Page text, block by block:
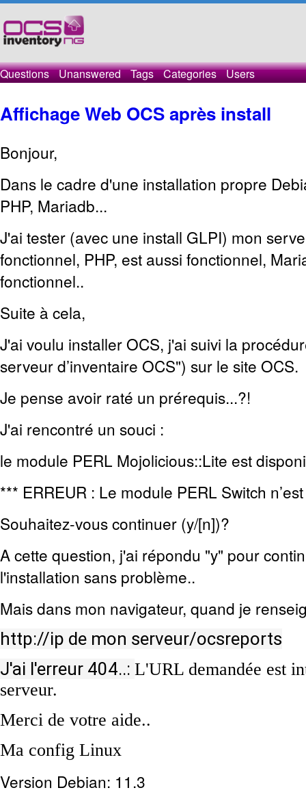
Questions Unanswered Tags Categories Users
Affichage Web OCS après install
Bonjour,
Dans le cadre d'une installation propre
PHP, Mariadb...
J'ai tester (avec une install GLPI) mon
fonctionnel, PHP, est aussi fonctionnel,
fonctionnel..
Suite à cela,
J'ai voulu installer OCS, j'ai suivi la
serveur d’inventaire OCS") sur le site OCS.
Je pense avoir raté un prérequis...?!
J'ai rencontré un souci :
le module PERL Mojolicious::Lite est
*** ERREUR : Le module PERL Switch
Souhaitez-vous continuer (y/[n])?
A cette question, j'ai répondu "y" pour
l'installation sans problème..
Mais dans mon navigateur, quand je
http://ip de mon serveur/ocsreports
J'ai l'erreur 404..: L'URL demandée est
serveur.
Merci de votre aide..
Ma config Linux
Version Debian: 11.3